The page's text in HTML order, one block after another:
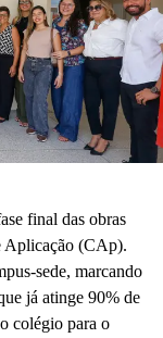
final das obras
Aplicação (CAp).
sede, marcando
já atinge 90% de
colégio para o